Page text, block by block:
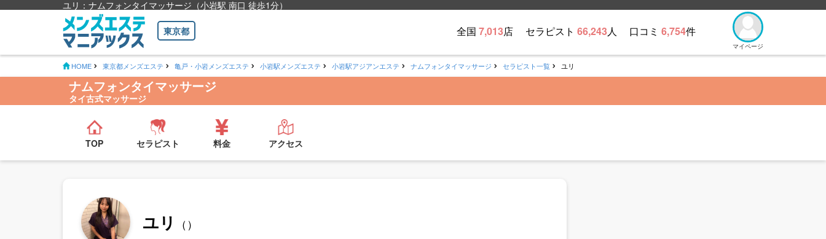
ユリ：ナムフォンタイマッサージ（小岩駅 南口 徒歩1分）
東京都 全国 7,013店 セラピスト 66,243人 口コミ 6,754件
マイページ
HOME 東京都メンズエステ 亀戸・小岩メンズエステ 小岩駅メンズエステ 小岩駅アジアンエステ ナムフォンタイマッサージ セラピスト一覧 ユリ
ナムフォンタイマッサージ
タイ古式マッサージ
TOP セラピスト 料金 アクセス
ユリ （）